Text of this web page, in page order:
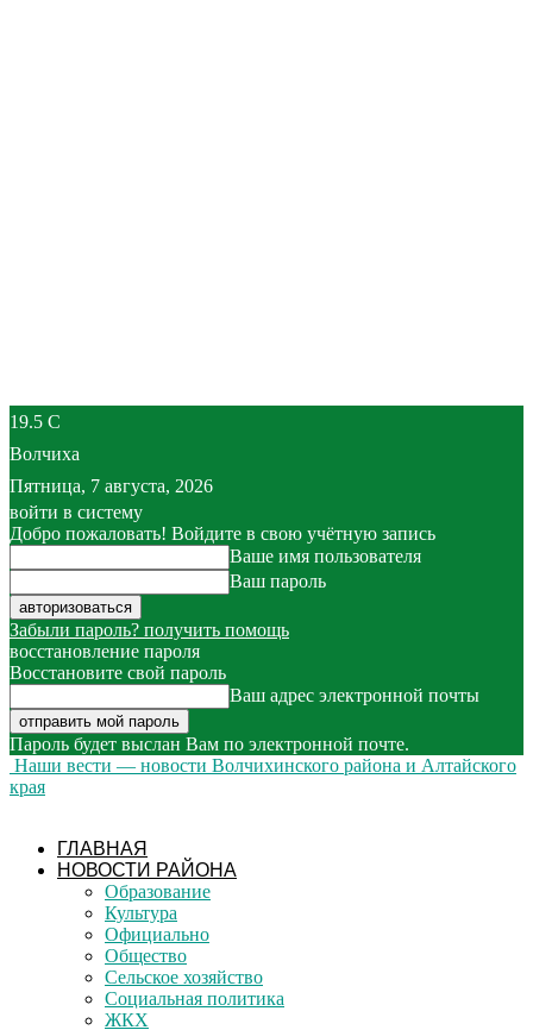
19.5 C
Волчиха
Пятница, 7 августа, 2026
войти в систему
Добро пожаловать! Войдите в свою учётную запись
Ваше имя пользователя
Ваш пароль
Забыли пароль? получить помощь
восстановление пароля
Восстановите свой пароль
Ваш адрес электронной почты
Пароль будет выслан Вам по электронной почте.
Наши вести — новости Волчихинского района и Алтайского
края
ГЛАВНАЯ
НОВОСТИ РАЙОНА
Образование
Культура
Официально
Общество
Сельское хозяйство
Социальная политика
ЖКХ